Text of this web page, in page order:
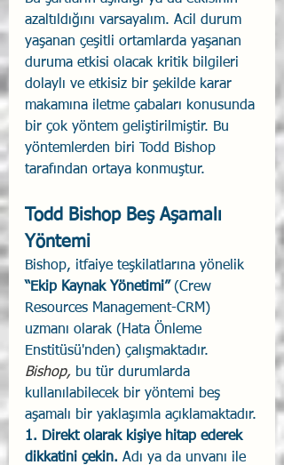
azaltıldığını varsayalım. Acil durum
yaşanan çeşitli ortamlarda yaşanan
duruma etkisi olacak kritik bilgileri
dolaylı ve etkisiz bir şekilde karar
makamına iletme çabaları konusunda
bir çok yöntem geliştirilmiştir. Bu
yöntemlerden biri Todd Bishop
tarafından ortaya konmuştur.
Todd Bishop Beş Aşamalı
Yöntemi
Bishop, itfaiye teşkilatlarına yönelik
“Ekip Kaynak Yönetimi” (Crew
Resources Management-CRM)
uzmanı olarak (Hata Önleme
Enstitüsü'nden) çalışmaktadır.
Bishop, bu tür durumlarda
kullanılabilecek bir yöntemi beş
aşamalı bir yaklaşımla açıklamaktadır.
1. Direkt olarak kişiye hitap ederek
dikkatini çekin. Adı ya da unvanı ile